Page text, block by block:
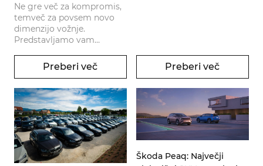
Ne gre več za kompromis,
temveč za povsem novo
dimenzijo vožnje.
Predstavljamo vam
dokazujejo, da je električna
mobilnost dostopna in
Preberi več Preberi več
Škoda Peaq: Največji